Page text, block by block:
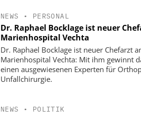
NEWS • PERSONAL
Dr. Raphael Bocklage ist neuer
Marienhospital Vechta
Dr. Raphael Bocklage ist neuer Chefarzt
Marienhospital Vechta: Mit ihm gewinnt
einen ausgewiesenen Experten für
Unfallchirurgie.
NEWS • POLITIK